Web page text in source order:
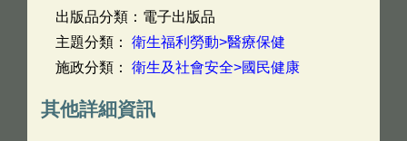
出版品分類：電子出版品
主題分類： 衛生福利勞動>醫療保健
施政分類： 衛生及社會安全>國民健康
其他詳細資訊